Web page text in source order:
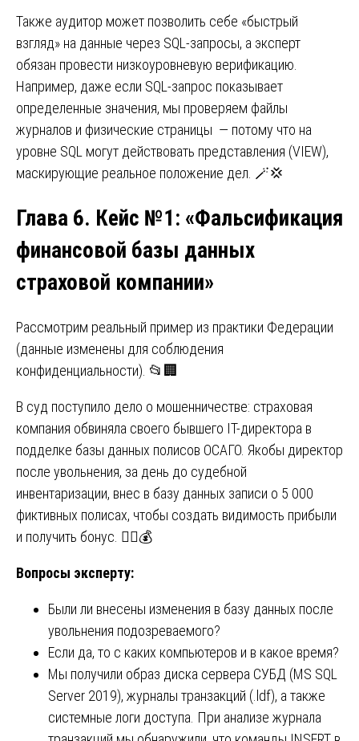
Также аудитор может позволить себе «быстрый
взгляд» на данные через SQL-запросы, а эксперт
обязан провести низкоуровневую верификацию.
Например, даже если SQL-запрос показывает
определенные значения, мы проверяем файлы
журналов и физические страницы — потому что на
уровне SQL могут действовать представления (VIEW),
маскирующие реальное положение дел. 🪄💢
Глава 6. Кейс №1: «Фальсификация
финансовой базы данных
страховой компании»
Рассмотрим реальный пример из практики Федерации
(данные изменены для соблюдения
конфиденциальности). 📂🏢
В суд поступило дело о мошенничестве: страховая
компания обвиняла своего бывшего IT-директора в
подделке базы данных полисов ОСАГО. Якобы директор
после увольнения, за день до судебной
инвентаризации, внес в базу данных записи о 5 000
фиктивных полисах, чтобы создать видимость прибыли
и получить бонус. 🕵️‍♂️💰
Вопросы эксперту:
Были ли внесены изменения в базу данных после
увольнения подозреваемого?
Если да, то с каких компьютеров и в какое время?
Мы получили образ диска сервера СУБД (MS SQL
Server 2019), журналы транзакций (.ldf), а также
системные логи доступа. При анализе журнала